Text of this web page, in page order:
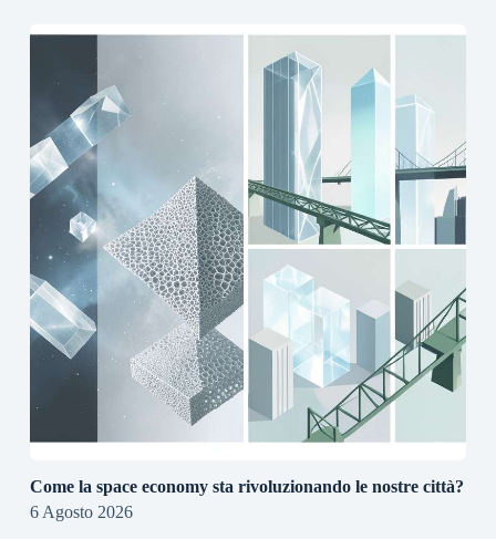
Come la space economy sta rivoluzionando le nostre città?
6 Agosto 2026